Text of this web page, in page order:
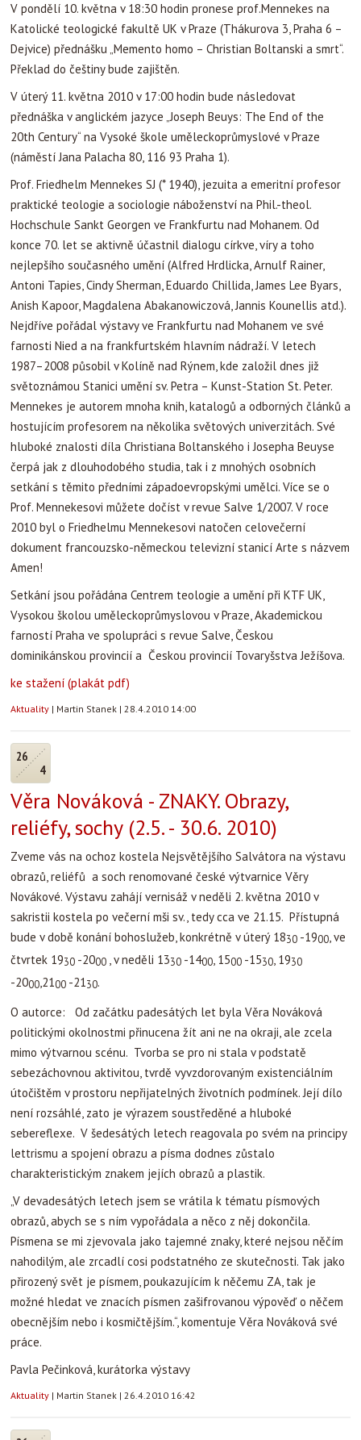
V pondělí 10. května v 18:30 hodin pronese prof.Mennekes na
Katolické teologické fakultě UK v Praze (Thákurova 3, Praha 6 –
Dejvice) přednášku „Memento homo – Christian Boltanski a smrt“.
Překlad do češtiny bude zajištěn.
V úterý 11. května 2010 v 17:00 hodin bude následovat
přednáška v anglickém jazyce „Joseph Beuys: The End of the
20th Century“ na Vysoké škole uměleckoprůmyslové v Praze
(náměstí Jana Palacha 80, 116 93 Praha 1).
Prof. Friedhelm Mennekes SJ (* 1940), jezuita a emeritní profesor
praktické teologie a sociologie náboženství na Phil.-theol.
Hochschule Sankt Georgen ve Frankfurtu nad Mohanem. Od
konce 70. let se aktivně účastnil dialogu církve, víry a toho
nejlepšího současného umění (Alfred Hrdlicka, Arnulf Rainer,
Antoni Tapies, Cindy Sherman, Eduardo Chillida, James Lee Byars,
Anish Kapoor, Magdalena Abakanowiczová, Jannis Kounellis atd.).
Nejdříve pořádal výstavy ve Frankfurtu nad Mohanem ve své
farnosti Nied a na frankfurtském hlavním nádraží. V letech
1987–2008 působil v Kolíně nad Rýnem, kde založil dnes již
světoznámou Stanici umění sv. Petra – Kunst-Station St. Peter.
Mennekes je autorem mnoha knih, katalogů a odborných článků a
hostujícím profesorem na několika světových univerzitách. Své
hluboké znalosti díla Christiana Boltanského i Josepha Beuyse
čerpá jak z dlouhodobého studia, tak i z mnohých osobních
setkání s těmito předními západoevropskými umělci. Více se o
Prof. Mennekesovi můžete dočíst v revue Salve 1/2007. V roce
2010 byl o Friedhelmu Mennekesovi natočen celovečerní
dokument francouzsko-německou televizní stanicí Arte s názvem
Amen!
Setkání jsou pořádána Centrem teologie a umění při KTF UK,
Vysokou školou uměleckoprůmyslovou v Praze, Akademickou
farností Praha ve spolupráci s revue Salve, Českou
dominikánskou provincií a Českou provincií Tovaryšstva Ježíšova.
ke stažení (plakát pdf)
Aktuality | Martin Stanek | 28.4.2010 14:00
26
4
Věra Nováková - ZNAKY. Obrazy,
reliéfy, sochy (2.5. - 30.6. 2010)
Zveme vás na ochoz kostela Nejsvětějšího Salvátora na výstavu
obrazů, reliéfů a soch renomované české výtvarnice Věry
Novákové. Výstavu zahájí vernisáž v neděli 2. května 2010 v
sakristii kostela po večerní mši sv., tedy cca ve 21.15. Přístupná
bude v době konání bohoslužeb, konkrétně v úterý 1830 -1900, ve
čtvrtek 1930 -2000 , v neděli 1330 -1400, 1500 -1530, 1930
-2000,2100 -2130.
O autorce: Od začátku padesátých let byla Věra Nováková
politickými okolnostmi přinucena žít ani ne na okraji, ale zcela
mimo výtvarnou scénu. Tvorba se pro ni stala v podstatě
sebezáchovnou aktivitou, tvrdě vyvzdorovaným existenciálním
útočištěm v prostoru nepřijatelných životních podmínek. Její dílo
není rozsáhlé, zato je výrazem soustředěné a hluboké
sebereflexe. V šedesátých letech reagovala po svém na principy
lettrismu a spojení obrazu a písma dodnes zůstalo
charakteristickým znakem jejích obrazů a plastik.
„V devadesátých letech jsem se vrátila k tématu písmových
obrazů, abych se s ním vypořádala a něco z něj dokončila.
Písmena se mi zjevovala jako tajemné znaky, které nejsou něčím
nahodilým, ale zrcadlí cosi podstatného ze skutečnosti. Tak jako
přirozený svět je písmem, poukazujícím k něčemu ZA, tak je
možné hledat ve znacích písmen zašifrovanou výpověď o něčem
obecnějším nebo i kosmičtějším.“, komentuje Věra Nováková své
práce.
Pavla Pečinková, kurátorka výstavy
Aktuality | Martin Stanek | 26.4.2010 16:42